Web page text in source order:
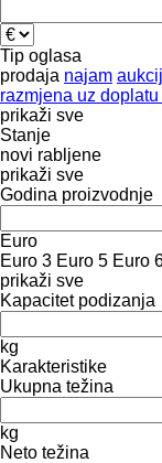
Tip oglasa
prodaja najam
razmjena uz
prikaži sve
Stanje
novi rabljene
prikaži sve
Godina proizvodnje
Euro
Euro 3 Euro 5 Euro
prikaži sve
Kapacitet podizanja
kg
Karakteristike
Ukupna težina
kg
Neto težina